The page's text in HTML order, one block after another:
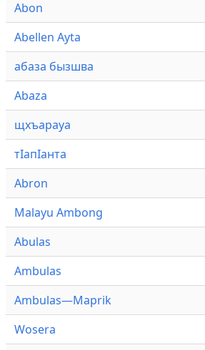
Abon
Abellen Ayta
абаза бызшва
Abaza
щхъарауа
тӏапӏанта
Abron
Malayu Ambong
Abulas
Ambulas
Ambulas—Maprik
Wosera